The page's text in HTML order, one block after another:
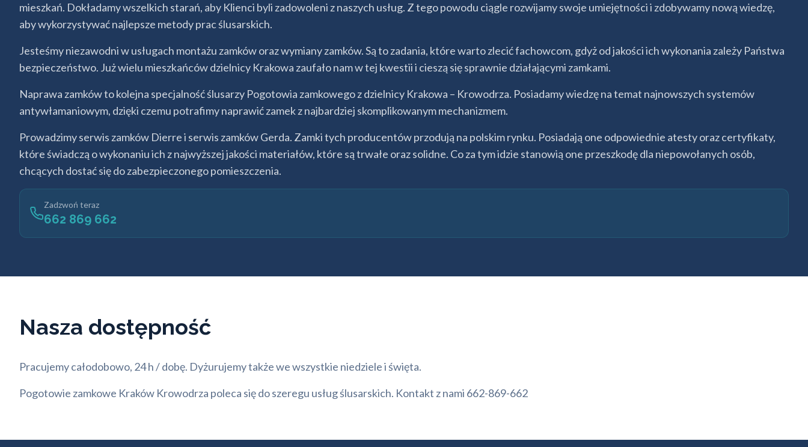
mieszkań. Dokładamy wszelkich starań, aby Klienci byli zadowoleni z naszych usług. Z tego powodu ciągle rozwijamy swoje umiejętności i zdobywamy nową wiedzę,
aby wykorzystywać najlepsze metody prac ślusarskich.
Jesteśmy niezawodni w usługach montażu zamków oraz wymiany zamków. Są to zadania, które warto zlecić fachowcom, gdyż od jakości ich wykonania zależy Państwa
bezpieczeństwo. Już wielu mieszkańców dzielnicy Krakowa zaufało nam w tej kwestii i cieszą się sprawnie działającymi zamkami.
Naprawa zamków to kolejna specjalność ślusarzy Pogotowia zamkowego z dzielnicy Krakowa – Krowodrza. Posiadamy wiedzę na temat najnowszych systemów
antywłamaniowym, dzięki czemu potrafimy naprawić zamek z najbardziej skomplikowanym mechanizmem.
Prowadzimy serwis zamków Dierre i serwis zamków Gerda. Zamki tych producentów przodują na polskim rynku. Posiadają one odpowiednie atesty oraz certyfikaty,
które świadczą o wykonaniu ich z najwyższej jakości materiałów, które są trwałe oraz solidne. Co za tym idzie stanowią one przeszkodę dla niepowołanych osób,
chcących dostać się do zabezpieczonego pomieszczenia.
Zadzwoń teraz
662 869 662
Nasza dostępność
Pracujemy całodobowo, 24 h / dobę. Dyżurujemy także we wszystkie niedziele i święta.
Pogotowie zamkowe Kraków Krowodrza poleca się do szeregu usług ślusarskich. Kontakt z nami 662-869-662